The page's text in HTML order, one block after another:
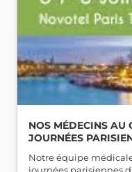
NOS MÉDECINS AU
JOURNÉES
Notre équipe